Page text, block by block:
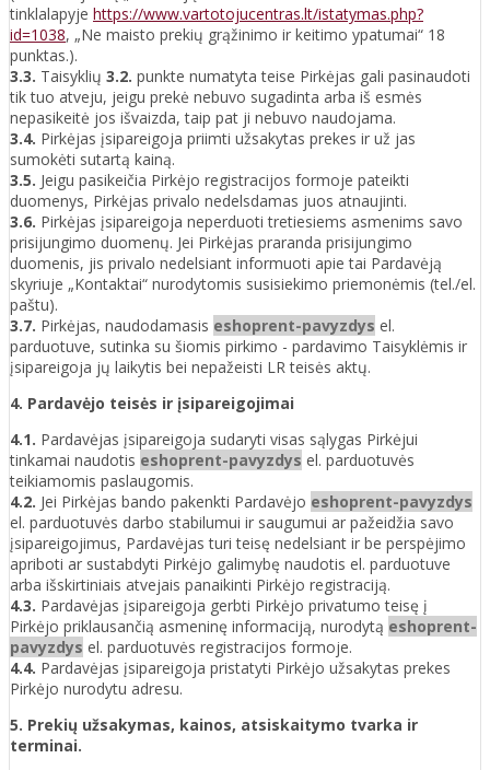
tinklalapyje https://www.vartotojucentras.lt/istatymas.php?
id=1038, „Ne maisto prekių grąžinimo ir keitimo ypatumai“ 18
punktas.).
3.3. Taisyklių 3.2. punkte numatyta teise Pirkėjas gali pasinaudoti
tik tuo atveju, jeigu prekė nebuvo sugadinta arba iš esmės
nepasikeitė jos išvaizda, taip pat ji nebuvo naudojama.
3.4. Pirkėjas įsipareigoja priimti užsakytas prekes ir už jas
sumokėti sutartą kainą.
3.5. Jeigu pasikeičia Pirkėjo registracijos formoje pateikti
duomenys, Pirkėjas privalo nedelsdamas juos atnaujinti.
3.6. Pirkėjas įsipareigoja neperduoti tretiesiems asmenims savo
prisijungimo duomenų. Jei Pirkėjas praranda prisijungimo
duomenis, jis privalo nedelsiant informuoti apie tai Pardavėją
skyriuje „Kontaktai“ nurodytomis susisiekimo priemonėmis (tel./el.
paštu).
3.7. Pirkėjas, naudodamasis eshoprent-pavyzdys el.
parduotuve, sutinka su šiomis pirkimo - pardavimo Taisyklėmis ir
įsipareigoja jų laikytis bei nepažeisti LR teisės aktų.
4. Pardavėjo teisės ir įsipareigojimai
4.1. Pardavėjas įsipareigoja sudaryti visas sąlygas Pirkėjui
tinkamai naudotis eshoprent-pavyzdys el. parduotuvės
teikiamomis paslaugomis.
4.2. Jei Pirkėjas bando pakenkti Pardavėjo eshoprent-pavyzdys
el. parduotuvės darbo stabilumui ir saugumui ar pažeidžia savo
įsipareigojimus, Pardavėjas turi teisę nedelsiant ir be perspėjimo
apriboti ar sustabdyti Pirkėjo galimybę naudotis el. parduotuve
arba išskirtiniais atvejais panaikinti Pirkėjo registraciją.
4.3. Pardavėjas įsipareigoja gerbti Pirkėjo privatumo teisę į
Pirkėjo priklausančią asmeninę informaciją, nurodytą eshoprent-
pavyzdys el. parduotuvės registracijos formoje.
4.4. Pardavėjas įsipareigoja pristatyti Pirkėjo užsakytas prekes
Pirkėjo nurodytu adresu.
5. Prekių užsakymas, kainos, atsiskaitymo tvarka ir
terminai.